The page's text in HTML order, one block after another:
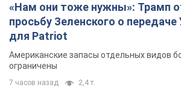
«Нам они тоже нужны»: Трамп
просьбу Зеленского о передаче
для Patriot
Американские запасы отдельных видов
ограничены
7 часов назад 2,4 т.